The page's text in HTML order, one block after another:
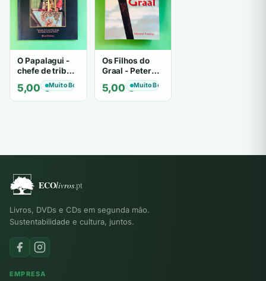
O Papalagui -
chefe de tribo
de tiavéa
5,00€Muito Bom
Os Filhos do
Graal - Peter
Berling
5,00€Muito Bom
Livros, DVDs e CDs em segunda mão.
Sustentabilidade e cultura, juntos.
EMPRESA